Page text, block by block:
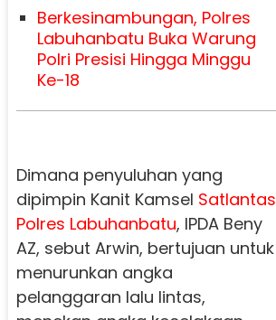
Berkesinambungan, Polres
Labuhanbatu Buka Warung
Polri Presisi Hingga Minggu
Ke-18
Dimana penyuluhan yang
dipimpin Kanit Kamsel Satlantas
Polres Labuhanbatu, IPDA Beny
AZ, sebut Arwin, bertujuan untuk
menurunkan angka
pelanggaran lalu lintas,